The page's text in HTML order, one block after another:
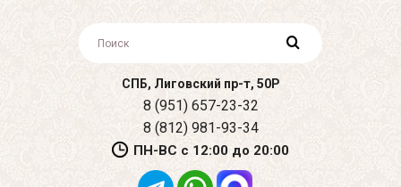
СПБ, Лиговский пр-т, 50Р
8 (951) 657-23-32
8 (812) 981-93-34
ПН-ВС с 12:00 до 20:00